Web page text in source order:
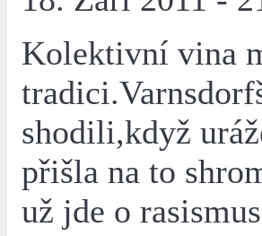
Kolektivní vina
shodili,když
přišla na to
už jde o rasismus